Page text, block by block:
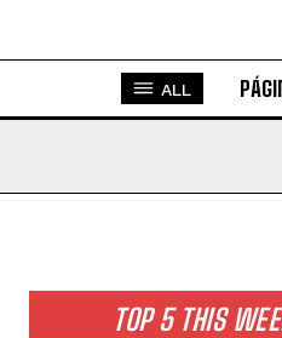
ALL
TOP 5 THIS